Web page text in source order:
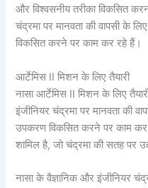
और विश्वसनीय तरीका विकसित
चंद्रमा पर मानवता की वापसी के
विकसित करने पर काम कर रहे हैं।
आर्टेमिस II मिशन के लिए तैयारी
नासा आर्टेमिस II मिशन के लिए
इंजीनियर चंद्रमा पर मानवता की
उपकरण विकसित करने पर काम
शामिल है, जो चंद्रमा की सतह पर
नासा के वैज्ञानिक और इंजीनियर